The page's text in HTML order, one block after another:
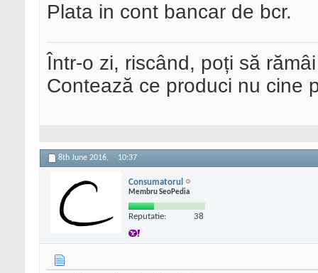
Plata in cont bancar de bcr.
Într-o zi, riscând, poți să
Contează ce produci nu cine
8th June 2016, 10:37
Consumatorul
Membru SeoPedia
Reputatie: 38